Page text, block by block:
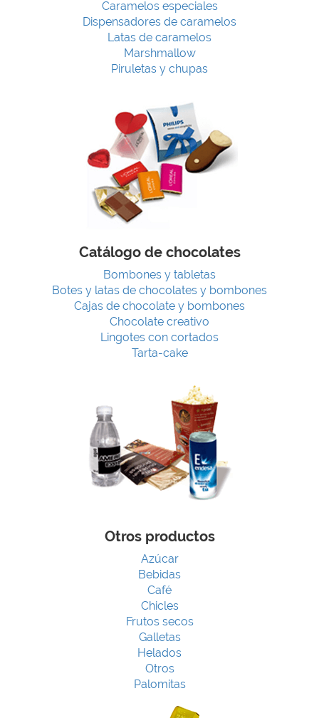
Caramelos especiales
Dispensadores de caramelos
Latas de caramelos
Marshmallow
Piruletas y chupas
Catálogo de chocolates
Bombones y tabletas
Botes y latas de chocolates y bombones
Cajas de chocolate y bombones
Chocolate creativo
Lingotes con cortados
Tarta-cake
Otros productos
Azúcar
Bebidas
Café
Chicles
Frutos secos
Galletas
Helados
Otros
Palomitas